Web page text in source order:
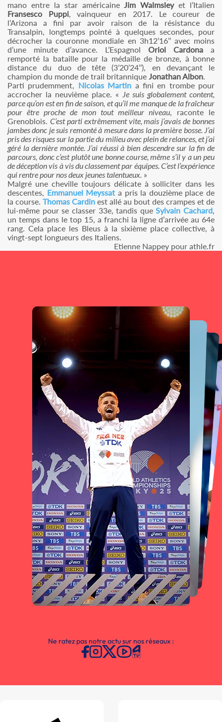
mano entre la star américaineJim Walmsleyet l’Italien
Fransesco Puppi, vainqueur en 2017. Le coureur de
l’Arizona a fini par avoir raison de la résistance du
Transalpin, longtemps pointé à quelques secondes, pour
décrocher la couronne mondiale en 3h12’16’’ avec moins
d’une minute d’avance. L’Espagnol Oriol Cardona a
remporté la bataille pour la médaille de bronze, à bonne
distance du duo de tête (3’20’24’’), en devançant le
champion du monde de trail britannique Jonathan Albon.
Parti prudemment, Nicolas Martin a fini en trombe pour
accrocher la neuvième place. « Je suis globalement content,
parce qu’on est en fin de saison, et qu’il me manque de la fraîcheur
pour être proche de mon tout meilleur niveau, raconte le
Grenoblois. C’est parti extrêmement vite, mais j’avais de bonnes
jambes donc je suis remonté à mesure dans la première bosse. J’ai
pris des risques sur la partie du milieu avec plein de relances, et j’ai
géré la dernière montée. J’ai réussi à bien descendre sur la fin de
parcours, donc c’est plutôt une bonne course, même s’il y a un peu
de déception vis à vis du classement par équipes. C’est l’expérience
qui rentre pour nos deux jeunes talentueux. »
Malgré une cheville toujours délicate à solliciter dans les
descentes, Emmanuel Meyssat a pris la douzième place de
la course. Thomas Cardin est allé au bout des crampes et de
lui-même pour se classer 33e, tandis queSylvain Cachard,
un temps dans le top 15, a franchi la ligne d’arrivée au 64e
rang. Cela place les Bleus à la sixième place collective, à
vingt-sept longueurs des Italiens.
Etienne Nappey pour athle.fr
Ne ratez pas notre actu sur nos réseaux :